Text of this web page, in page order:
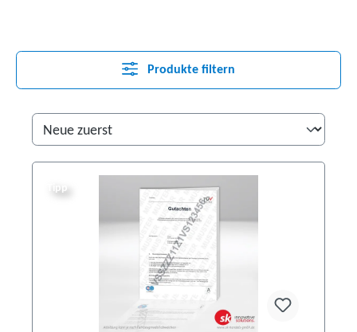
Produkte filtern
Tipp